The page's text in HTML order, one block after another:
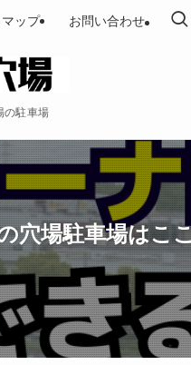
の駐車場
ップ お問い合わせ
穴場駐車場はこ